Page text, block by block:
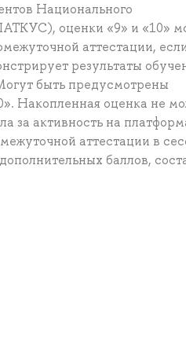
Национального
оценки «9» и «10»
аттестации,
результаты
быть предусмотрены
Накопленная оценка не
за активность на
аттестации в
баллов,